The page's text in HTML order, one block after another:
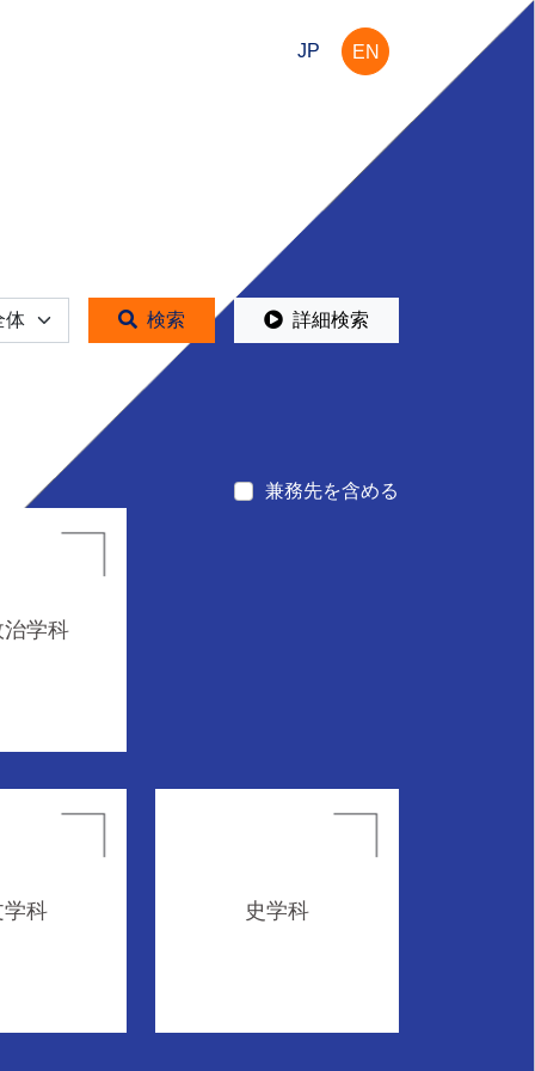
JP EN
検索 詳細検索
兼務先を含める
治学科
学科 史学科